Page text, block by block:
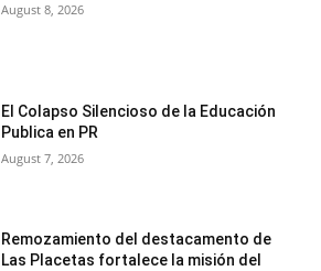
August 8, 2026
El Colapso Silencioso de la Educación
Publica en PR
August 7, 2026
Remozamiento del destacamento de
Las Placetas fortalece la misión del